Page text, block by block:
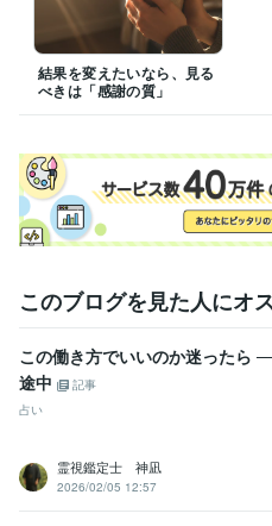
結果を変えたいなら、見る
べきは「感謝の質」
このブログを見た人にオ
この働き方でいいのか迷ったら
途中
記事
占い
霊視鑑定士 神凪
2026/02/05 12:57